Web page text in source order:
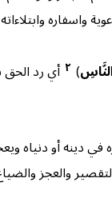
) ٢ أي رد الحق
في دينه أو
والعجز